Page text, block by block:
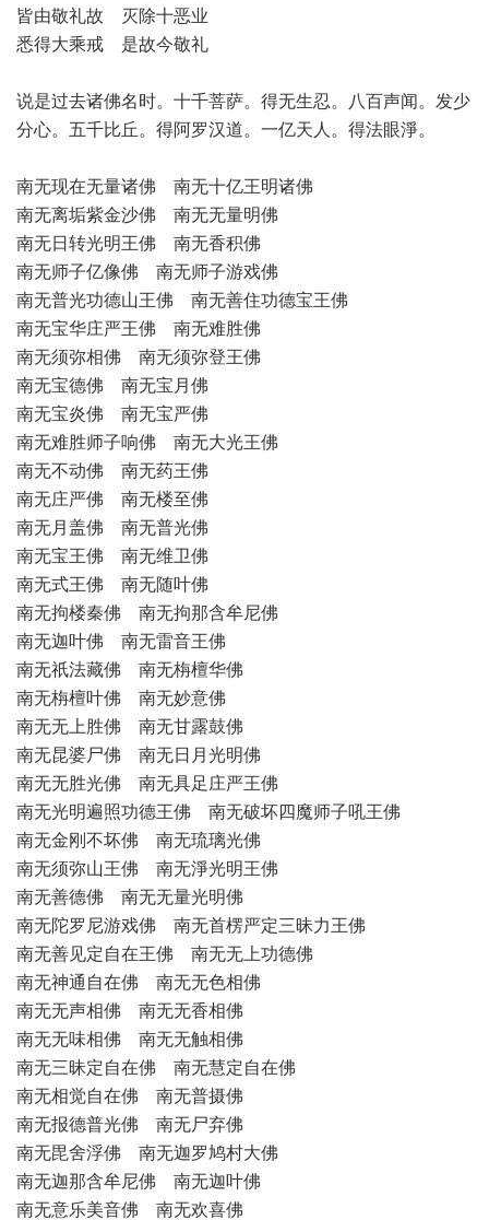
皆由敬礼故 灭除十恶业
悉得大乘戒 是故今敬礼
说是过去诸佛名时。十千菩萨。得无生忍。八百声闻。发少
分心。五千比丘。得阿罗汉道。一亿天人。得法眼淨。
南无现在无量诸佛 南无十亿王明诸佛
南无离垢紫金沙佛 南无无量明佛
南无日转光明王佛 南无香积佛
南无师子亿像佛 南无师子游戏佛
南无普光功德山王佛 南无善住功德宝王佛
南无宝华庄严王佛 南无难胜佛
南无须弥相佛 南无须弥登王佛
南无宝德佛 南无宝月佛
南无宝炎佛 南无宝严佛
南无难胜师子响佛 南无大光王佛
南无不动佛 南无药王佛
南无庄严佛 南无楼至佛
南无月盖佛 南无普光佛
南无宝王佛 南无维卫佛
南无式王佛 南无随叶佛
南无拘楼秦佛 南无拘那含牟尼佛
南无迦叶佛 南无雷音王佛
南无祇法藏佛 南无栴檀华佛
南无栴檀叶佛 南无妙意佛
南无无上胜佛 南无甘露鼓佛
南无昆婆尸佛 南无日月光明佛
南无无胜光佛 南无具足庄严王佛
南无光明遍照功德王佛 南无破坏四魔师子吼王佛
南无金刚不坏佛 南无琉璃光佛
南无须弥山王佛 南无淨光明王佛
南无善德佛 南无无量光明佛
南无陀罗尼游戏佛 南无首楞严定三昧力王佛
南无善见定自在王佛 南无无上功德佛
南无神通自在佛 南无无色相佛
南无无声相佛 南无无香相佛
南无无味相佛 南无无触相佛
南无三昧定自在佛 南无慧定自在佛
南无相觉自在佛 南无普摄佛
南无报德普光佛 南无尸弃佛
南无毘舍浮佛 南无迦罗鸠村大佛
南无迦那含牟尼佛 南无迦叶佛
南无意乐美音佛 南无欢喜佛